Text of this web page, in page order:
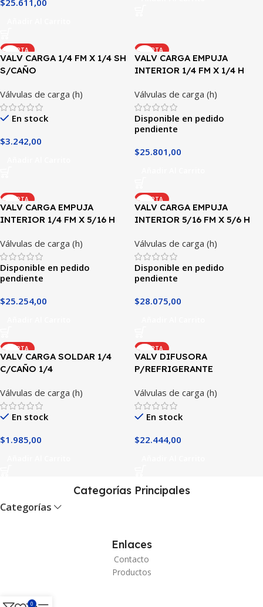
$25.611,00
OFERTA
VALV CARGA 1/4 FM X 1/4 SH
S/CAÑO
Válvulas de carga (h)
En stock
$3.242,00
OFERTA
VALV CARGA EMPUJA
INTERIOR 1/4 FM X 1/4 H
Válvulas de carga (h)
Disponible en pedido
pendiente
$25.801,00
OFERTA
VALV CARGA EMPUJA
INTERIOR 1/4 FM X 5/16 H
Válvulas de carga (h)
Disponible en pedido
pendiente
$25.254,00
OFERTA
VALV CARGA EMPUJA
INTERIOR 5/16 FM X 5/6 H
Válvulas de carga (h)
Disponible en pedido
pendiente
$28.075,00
OFERTA
VALV CARGA SOLDAR 1/4
C/CAÑO 1/4
Válvulas de carga (h)
En stock
$1.985,00
OFERTA
VALV DIFUSORA
P/REFRIGERANTE
Válvulas de carga (h)
En stock
$22.444,00
Categorías Principales
Categorías
Enlaces
Contacto
Productos
0